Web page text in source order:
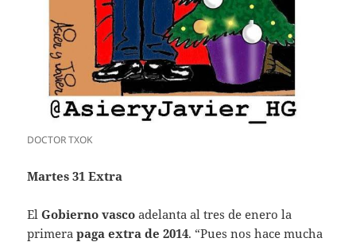
DOCTOR TXOK
Martes 31 Extra
ElGobierno vasco adelanta al tres de enero la
primerapaga extra de 2014. “Pues nos hace mucha